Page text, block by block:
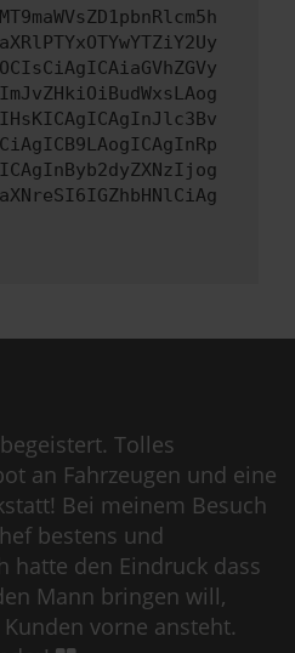
Tolles
an Fahrzeugen und eine
Bei meinem Besuch
bestens und
hatte den Eindruck dass
Mann bringen will,
vorne ansteht.